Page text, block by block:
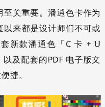
关重要。潘通色卡作为
来都是设计师们不可或
新款潘通色「C 卡 + U
以及配套的PDF 电子版文
捷。